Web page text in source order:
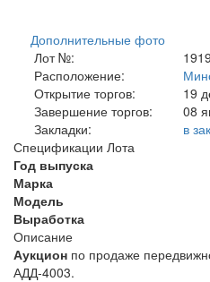
Дополнительные фото
Лот №:
Расположение:
Открытие торгов:
19
Завершение торгов:
08
Закладки:
в
Спецификации Лота
Год выпуска
Марка
Модель
Выработка
Описание
Аукцион по продаже
АДД-4003.